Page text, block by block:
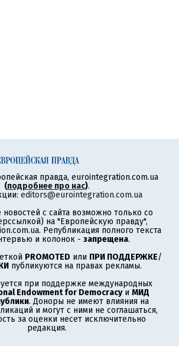
правда, eurointegration.com.ua
(подробнее про нас).
editors@eurointegration.com.ua
новостей с сайта возможно только со
на "Европейскую правду",
Републикация полного текста
и колонок - запрещена.
PROMOTED или ПРИ ПОДДЕРЖКЕ/
публикуются на правах рекламы.
при поддержке международных
Endowment for Democracyи МИД
. Доноры не имеют влияния на
и могут с ними не соглашаться,
за оценки несет исключительно
редакция.